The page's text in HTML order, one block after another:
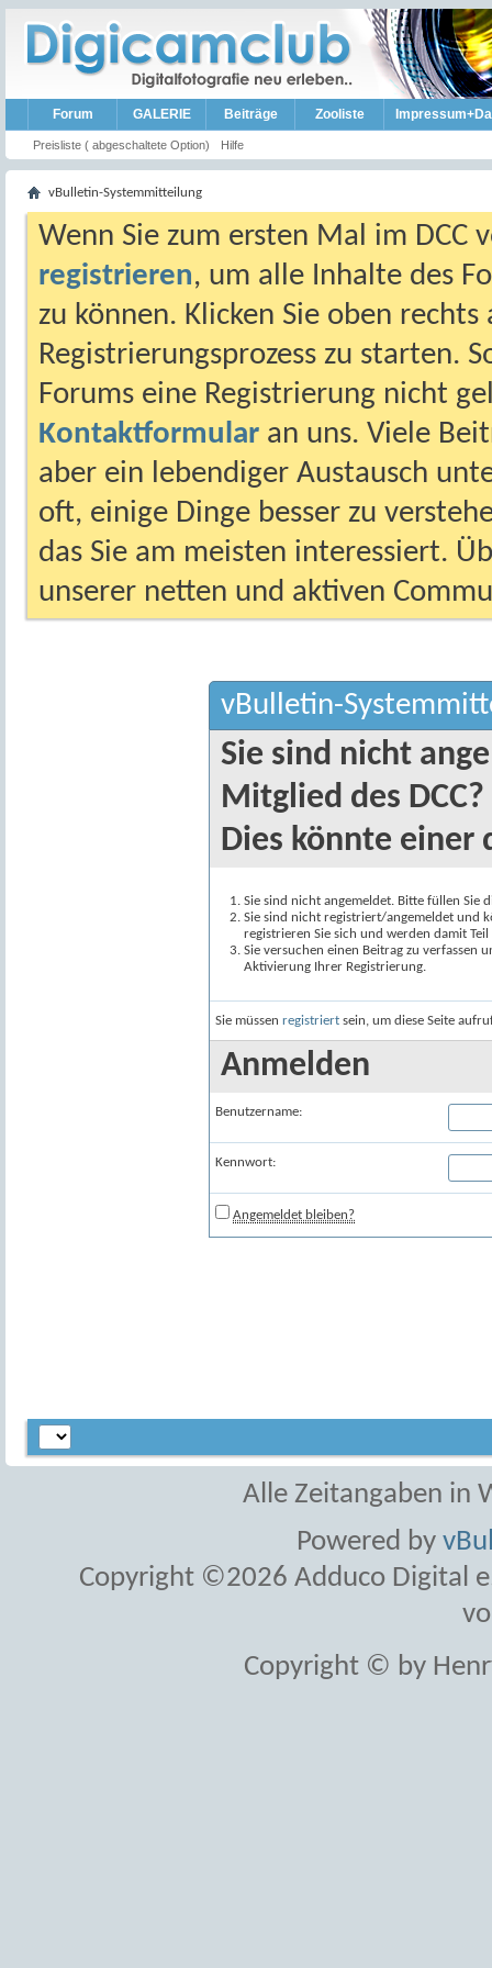
Forum GALERIE Beiträge Zooliste
Preisliste ( abgeschaltete Option) Hilfe
vBulletin-Systemmitteilung
Wenn Sie zum ersten Mal im DCC
registrieren, um alle Inhalte des
zu können. Klicken Sie oben
Registrierungsprozess zu starten.
Forums eine Registrierung nicht
Kontaktformular an uns. Viele
aber ein lebendiger Austausch
oft, einige Dinge besser zu
das Sie am meisten interessiert.
unserer netten und aktiven
vBulletin-
Sie sind nicht
Mitglied des DCC?
Dies könnte einer
Sie sind nicht angemeldet. Bitte füllen Sie
Sie sind nicht registriert/angemeldet und
registrieren Sie sich und werden damit
Sie versuchen einen Beitrag zu verfassen
Aktivierung Ihrer Registrierung.
Sie müssen registriert sein, um diese Seite
Anmelden
Benutzername:
Kennwort:
Angemeldet bleiben?
Alle Zeitangaben in
Powered by
Copyright ©2026 Adduco Digital
Copyright © by